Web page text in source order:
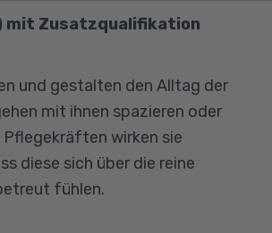
mit Zusatzqualifikation
und gestalten den Alltag der
mit ihnen spazieren oder
wirken sie
diese sich über die reine
fühlen.